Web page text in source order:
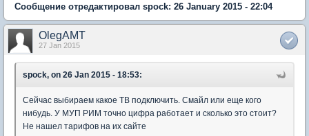
Сообщение отредактировал spock: 26 January 2015 - 22:04
OlegAMT
27 Jan 2015
spock, on 26 Jan 2015 - 18:53:
Сейчас выбираем какое ТВ подключить. Смайл или еще кого
нибудь. У МУП РИМ точно цифра работает и сколько это стоит?
Не нашел тарифов на их сайте